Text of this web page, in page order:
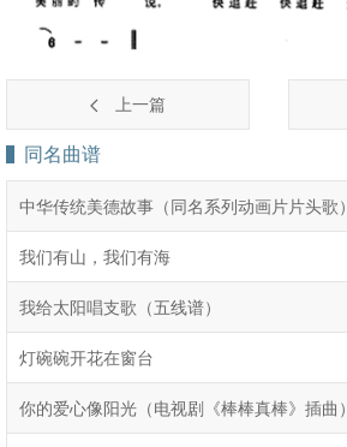
上一篇
同名曲谱
中华传统美德故事（同名系列动画片片头歌）
我们有山，我们有海
我给太阳唱支歌（五线谱）
灯碗碗开花在窗台
你的爱心像阳光（电视剧《棒棒真棒》插曲）